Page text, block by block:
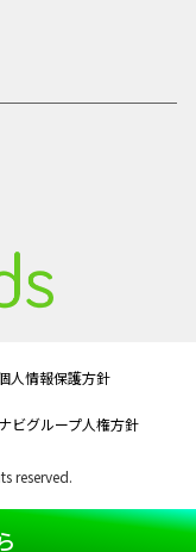
人情報保護方針
ビグループ人権方針
reserved.